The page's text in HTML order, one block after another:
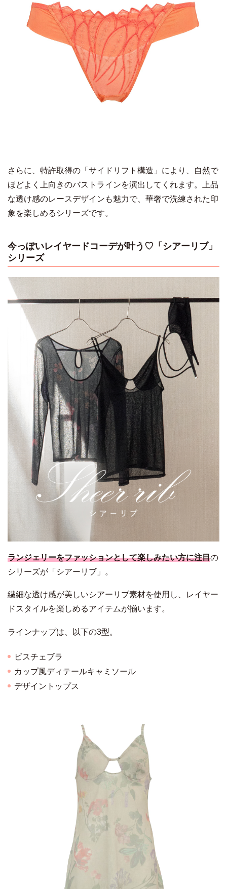
さらに、特許取得の「サイドリフト構造」により、自然で
ほどよく上向きのバストラインを演出してくれます。上品
な透け感のレースデザインも魅力で、華奢で洗練された印
象を楽しめるシリーズです。
今っぽいレイヤードコーデが叶う♡「シアーリブ」
シリーズ
ランジェリーをファッションとして楽しみたい方に注目の
シリーズが「シアーリブ」。
繊細な透け感が美しいシアーリブ素材を使用し、レイヤー
ドスタイルを楽しめるアイテムが揃います。
ラインナップは、以下の3型。
ビスチェブラ
カップ風ディテールキャミソール
デザイントップス